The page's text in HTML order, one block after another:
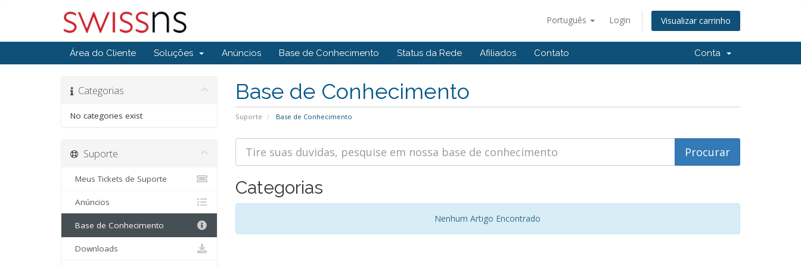
Português Login Visualizar carrinho
Área do Cliente Soluções Anúncios Base de Conhecimento Status da Rede Afiliados Contato Conta
Base de Conhecimento
Suporte Base de Conhecimento
Categorias
No categories exist
Categorias
Nenhum Artigo Encontrado
Suporte
Meus Tickets de Suporte
Anúncios
Base de Conhecimento
Downloads